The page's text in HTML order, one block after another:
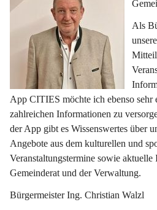
Als
App CITIES möchte ich ebenso sehr
zahlreichen Informationen zu
der App gibt es Wissenswertes über
Angebote aus dem kulturellen und
Veranstaltungstermine sowie aktuelle
Gemeinderat und der Verwaltung.
Bürgermeister Ing. Christian Walzl